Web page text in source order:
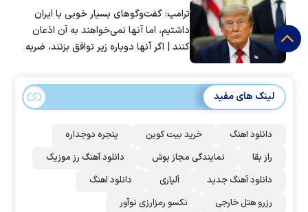
ترامپ: گفت‌و‌گو‌های بسیار خوبی با ایران
داشتیم، اما آنها نمی‌خواهند به آن اذعان
کنند | اگر آنها دوباره زیر توافق بزنند، ضربه
لینک های مفید
دانلود اهنگ خرید بیت کوین
پنجره دوجداره
راز بقا
نمایندگی مجاز بوش
دانلود آهنگ رز‌ موزیک
دانلود آهنگ جدید
آلپاری
دانلود اهنگ
رزرو هتل خارجی
نکسو رمزارزی نوآور